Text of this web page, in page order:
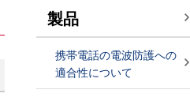
製品
携帯電話の電波防護への
適合性について